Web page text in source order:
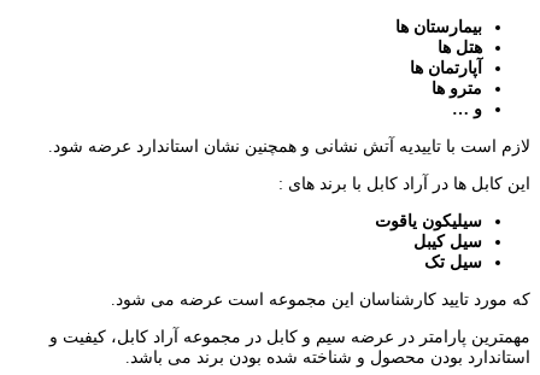
بیمارستان ها
هتل ها
آپارتمان ها
مترو ها
و …
لازم است با تاییدیه آتش نشانی و همچنین نشان استاندارد عرضه شود.
این کابل ها در آراد کابل با برند های :
سیلیکون یاقوت
سیل کیبل
سیل تک
که مورد تایید کارشناسان این مجموعه است عرضه می شود.
مهمترین پارامتر در عرضه سیم و کابل در مجموعه آراد کابل، کیفیت و
استاندارد بودن محصول و شناخته شده بودن برند می باشد.